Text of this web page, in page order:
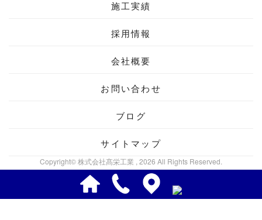
施工実績
採用情報
会社概要
お問い合わせ
ブログ
サイトマップ
Copyright© 株式会社髙栄工業 , 2026 All Rights Reserved.